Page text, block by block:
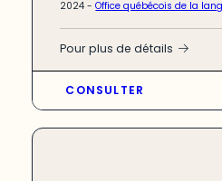
2024 -Office québécois de la
Pour plus de détails
L’édition 2024 du
de la situation
CONSULTER